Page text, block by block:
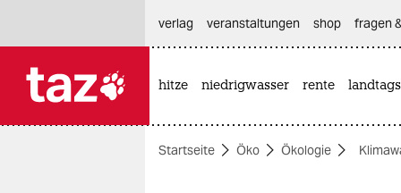
themen
verlag
veranstaltungen shop fragen
hitze niedrigwasser rente
Startseite Öko Ökologie